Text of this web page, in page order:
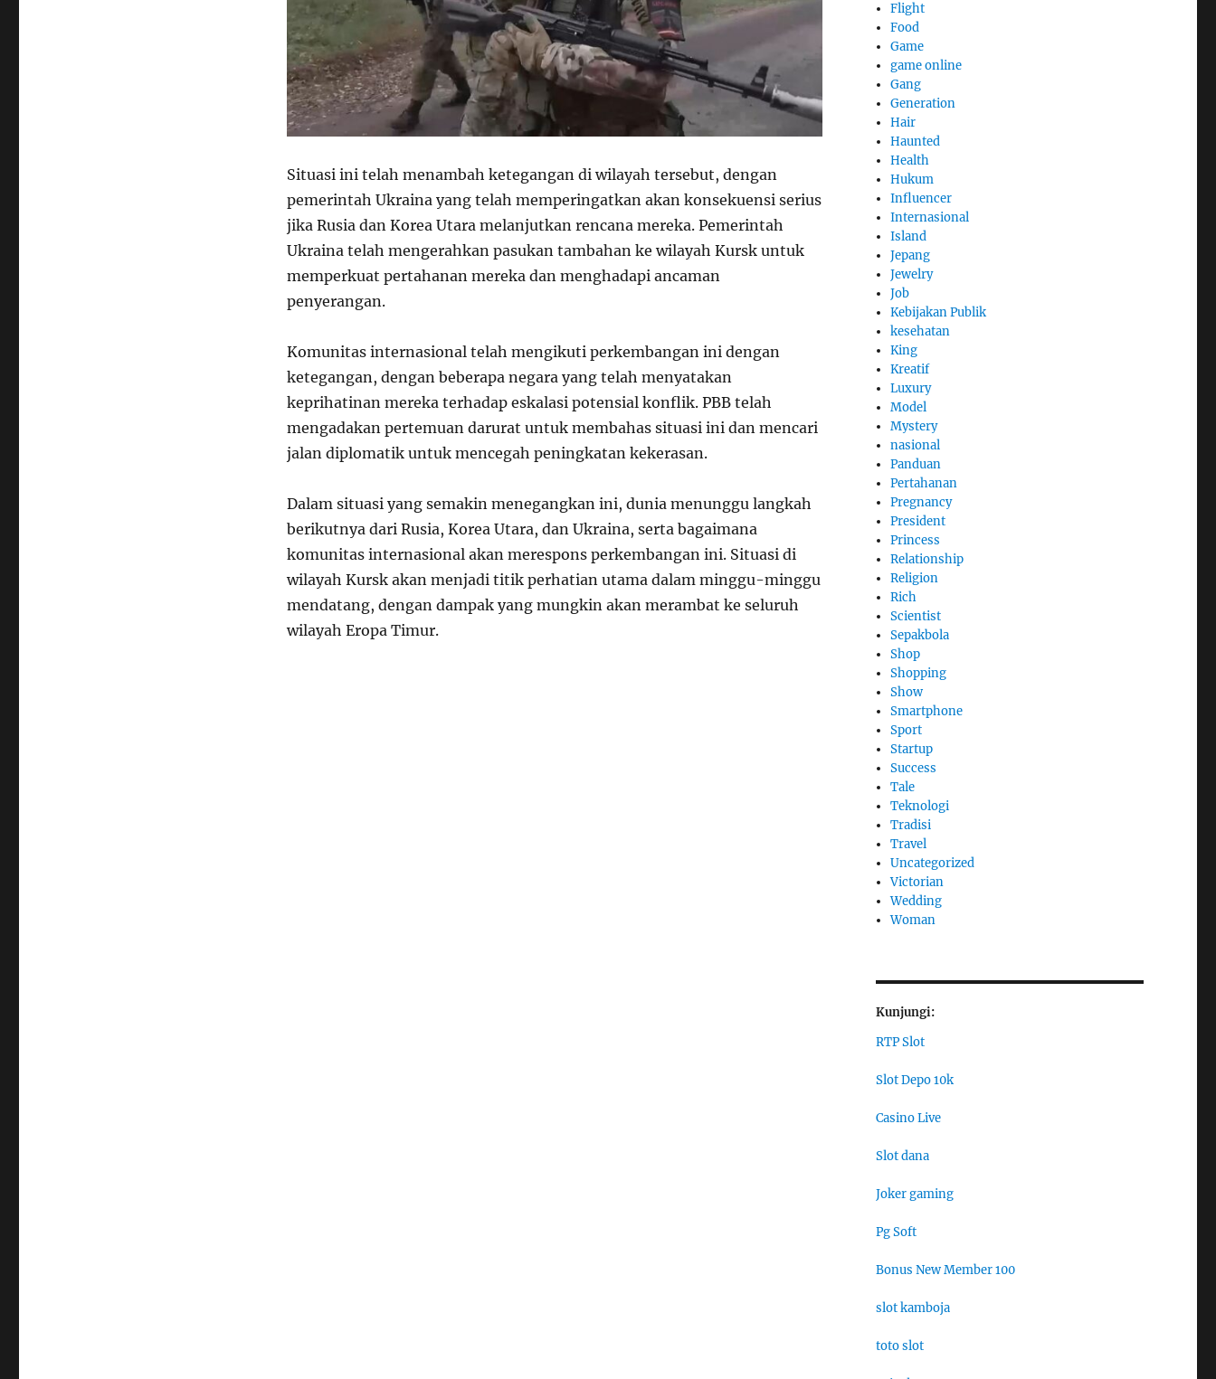
Situasi ini telah menambah ketegangan di wilayah tersebut, dengan
pemerintah Ukraina yang telah memperingatkan akan konsekuensi serius
jika Rusia dan Korea Utara melanjutkan rencana mereka. Pemerintah
Ukraina telah mengerahkan pasukan tambahan ke wilayah Kursk untuk
memperkuat pertahanan mereka dan menghadapi ancaman
penyerangan.
Komunitas internasional telah mengikuti perkembangan ini dengan
ketegangan, dengan beberapa negara yang telah menyatakan
keprihatinan mereka terhadap eskalasi potensial konflik. PBB telah
mengadakan pertemuan darurat untuk membahas situasi ini dan mencari
jalan diplomatik untuk mencegah peningkatan kekerasan.
Dalam situasi yang semakin menegangkan ini, dunia menunggu langkah
berikutnya dari Rusia, Korea Utara, dan Ukraina, serta bagaimana
komunitas internasional akan merespons perkembangan ini. Situasi di
wilayah Kursk akan menjadi titik perhatian utama dalam minggu-minggu
mendatang, dengan dampak yang mungkin akan merambat ke seluruh
wilayah Eropa Timur.
Flight
Food
Game
game online
Gang
Generation
Hair
Haunted
Health
Hukum
Influencer
Internasional
Island
Jepang
Jewelry
Job
Kebijakan Publik
kesehatan
King
Kreatif
Luxury
Model
Mystery
nasional
Panduan
Pertahanan
Pregnancy
President
Princess
Relationship
Religion
Rich
Scientist
Sepakbola
Shop
Shopping
Show
Smartphone
Sport
Startup
Success
Tale
Teknologi
Tradisi
Travel
Uncategorized
Victorian
Wedding
Woman
Kunjungi:
RTP Slot
Slot Depo 10k
Casino Live
Slot dana
Joker gaming
Pg Soft
Bonus New Member 100
slot kamboja
toto slot